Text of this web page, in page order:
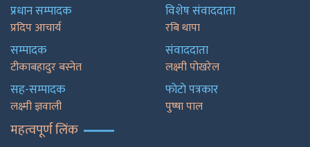
प्रधान सम्पादक
प्रदिप आचार्य
सम्पादक
टीकाबहादुर बस्नेत
सह-सम्पादक
लक्ष्मी ज्ञवाली
विशेष संवाददाता
रबि थापा
संवाददाता
लक्ष्मी पोखरेल
फाेटाे पत्रकार
पुष्षा पाल
महत्वपूर्ण लिंक